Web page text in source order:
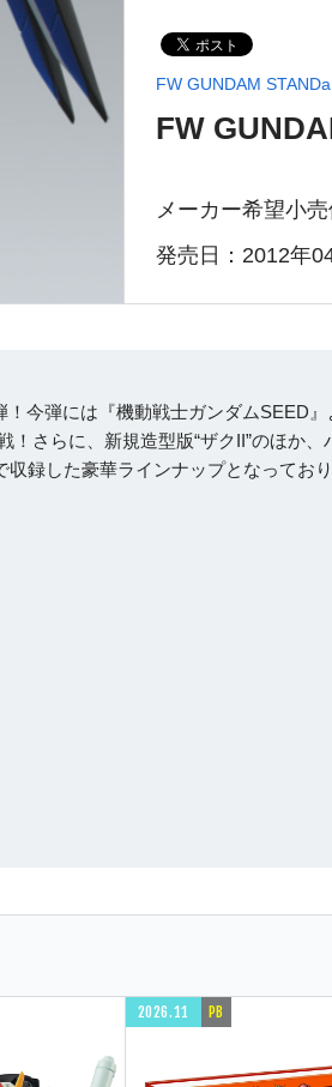
FW GUNDAM
FW
メーカー希望小
発売日：2012年
今弾には『機動戦士ガンダムSEED』
さらに、新規造型版“ザクII”のほか、
録した豪華ラインナップとなっており
2026.11 PB